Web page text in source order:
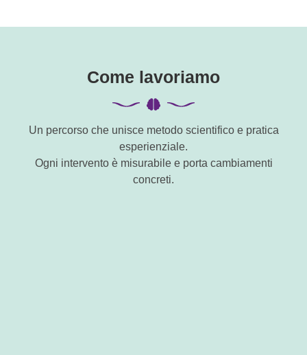
Come lavoriamo
Un percorso che unisce metodo scientifico e pratica
esperienziale.
Ogni intervento è misurabile e porta cambiamenti
concreti.